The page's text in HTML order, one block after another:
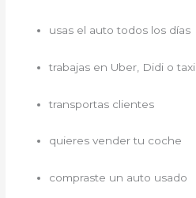
usas el auto todos los días
trabajas en Uber, Didi o taxi
transportas clientes
quieres vender tu coche
compraste un auto usado